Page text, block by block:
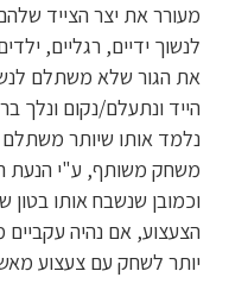
מעורר את יצר הצייד
לנשוך ידיים, רגליים,
את הגור שלא משתלם
הייד ונתעלם/נקום ונלך
נלמד אותו שיותר משתלם
משחק משותף, ע"י הנעת
וכמובן שנשבח אותו
הצעצוע, אם נהיה
יותר לשחק עם צעצוע